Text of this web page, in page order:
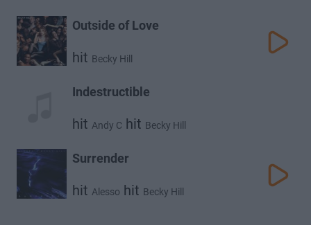
Outside of Love
hit Becky Hill
Indestructible
hit Andy C hit Becky Hill
Surrender
hit Alesso hit Becky Hill